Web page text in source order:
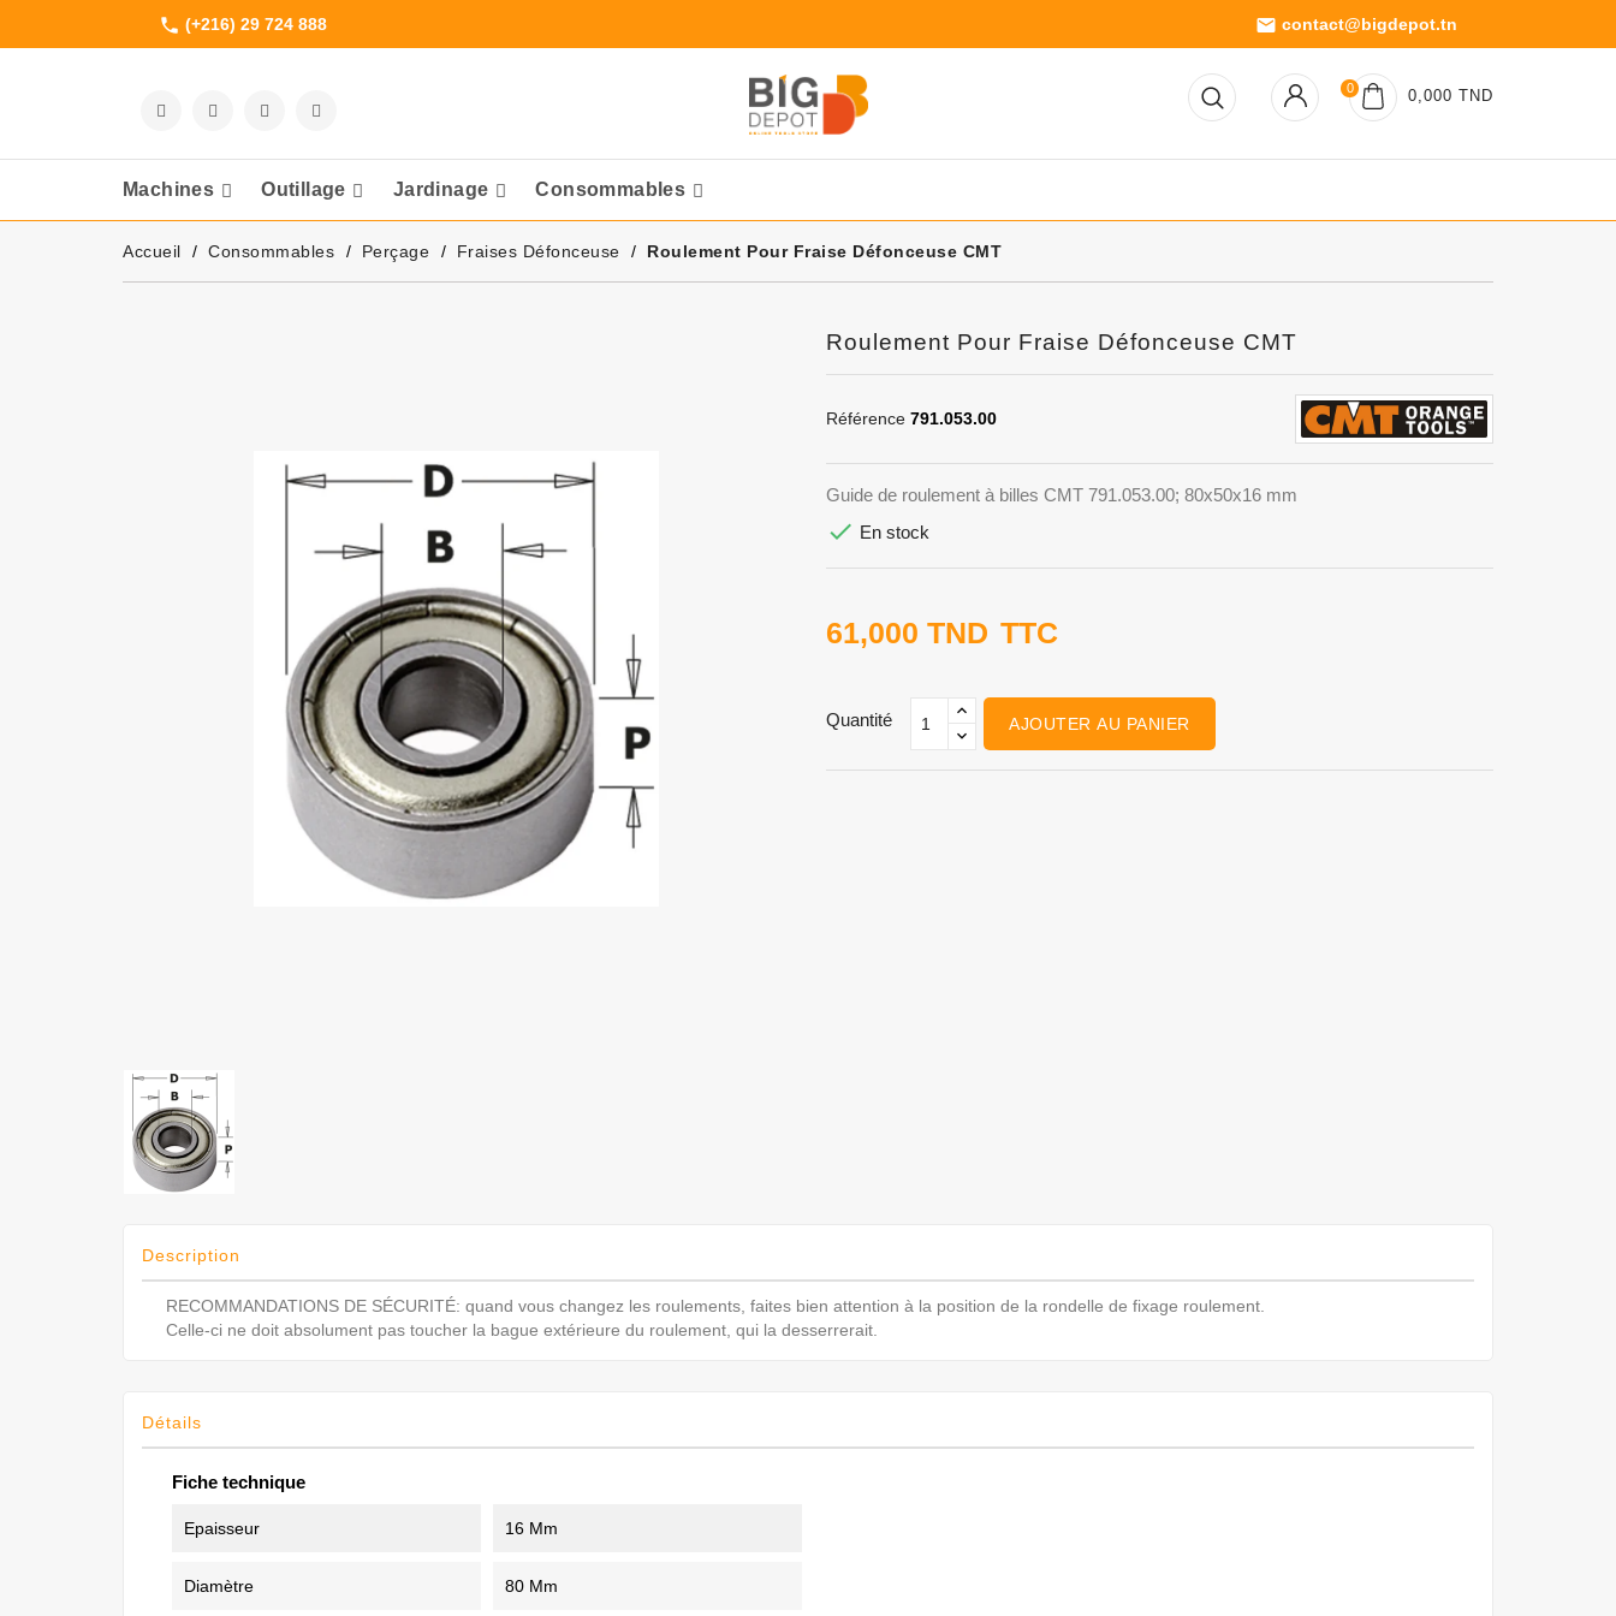
phone (+216) 29 724 888 email contact@bigdepot.tn
0 0,000 TND
Machines Outillage Jardinage Consommables
Accueil Consommables Perçage Fraises Défonceuse Roulement Pour Fraise Défonceuse CMT
Roulement Pour Fraise Défonceuse CMT
Référence 791.053.00
Guide de roulement à billes CMT 791.053.00; 80x50x16 mm
 En stock
61,000 TND TTC
Quantité AJOUTER AU PANIER
Description
RECOMMANDATIONS DE SÉCURITÉ: quand vous changez les roulements, faites bien attention à la position de la rondelle de fixage roulement.
Celle-ci ne doit absolument pas toucher la bague extérieure du roulement, qui la desserrerait.
Détails
Fiche technique
Epaisseur 16 Mm
Diamètre 80 Mm